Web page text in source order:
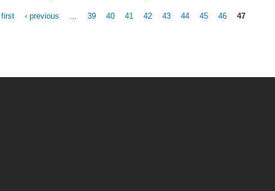
first ‹ previous 39 40 41 42 43 44 45 46 47